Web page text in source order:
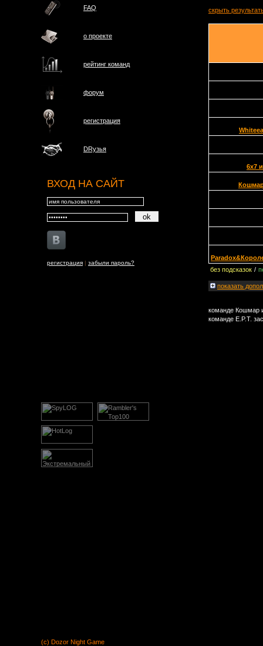
FAQ
о проектe
рейтинг команд
форум
регистрация
DRузья
ВХОД НА САЙТ
регистрация | забыли пароль?
скрыть
6x7
без подсказок /
показать
команде Кошмар
команде E.P.T.
(c) Dozor Night Game